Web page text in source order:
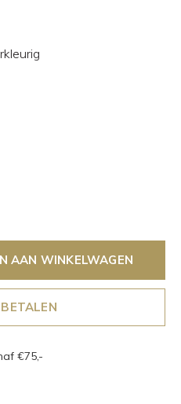
AAN WINKELWAGEN
€75,-